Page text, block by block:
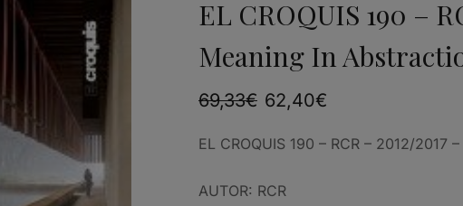
EL CROQUIS 190 –
Meaning In
69,33€ 62,40€
EL CROQUIS 190 – RCR – 2012/2017 –
AUTOR: RCR